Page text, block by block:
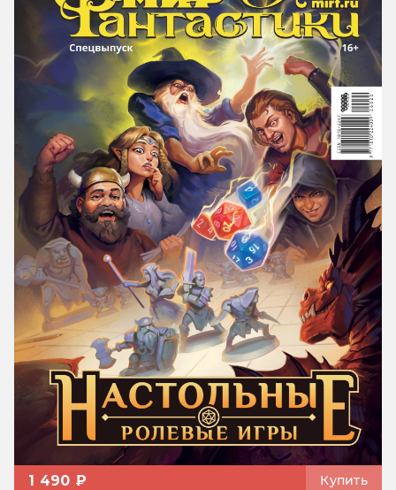
1 490 ₽ Купить